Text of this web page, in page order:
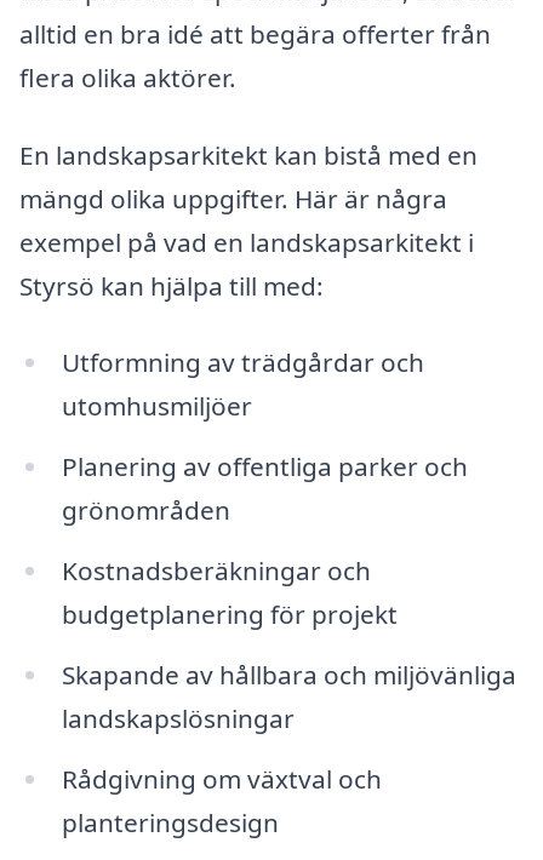
alltid en bra idé att begära offerter från
flera olika aktörer.
En landskapsarkitekt kan bistå med en
mängd olika uppgifter. Här är några
exempel på vad en landskapsarkitekt i
Styrsö kan hjälpa till med:
Utformning av trädgårdar och
utomhusmiljöer
Planering av offentliga parker och
grönområden
Kostnadsberäkningar och
budgetplanering för projekt
Skapande av hållbara och miljövänliga
landskapslösningar
Rådgivning om växtval och
planteringsdesign